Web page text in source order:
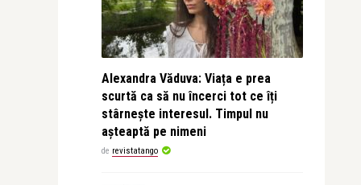
Alexandra Văduva: Viața e prea
scurtă ca să nu încerci tot ce îți
stârnește interesul. Timpul nu
așteaptă pe nimeni
de revistatango